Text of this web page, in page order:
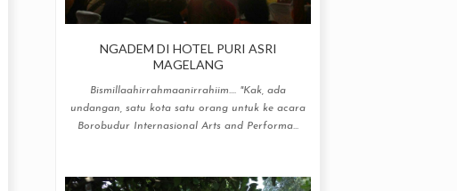
NGADEM DI HOTEL PURI ASRI
MAGELANG
Bismillaahirrahmaanirrahiim.... "Kak, ada
undangan, satu kota satu orang untuk ke acara
Borobudur Internasional Arts and Performa...